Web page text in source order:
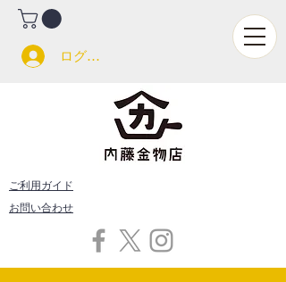
ログイン
ご利用ガイド
お問い合わせ